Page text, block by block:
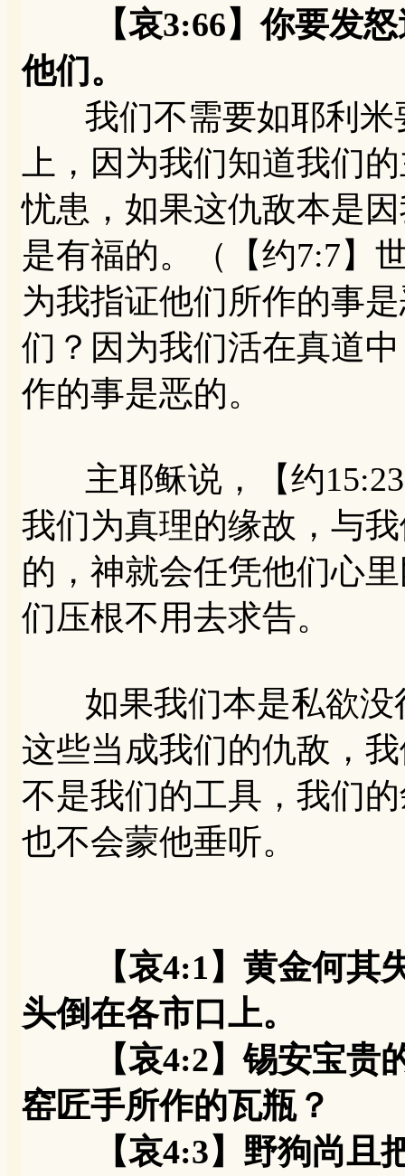
【哀3:66】你要发怒
他们。
我们不需要如耶利米
上，因为我们知道我们
忧患，如果这仇敌本是
是有福的。（【约7:7】
为我指证他们所作的事
们？因为我们活在真道
作的事是恶的。
主耶稣说，【约15:23
我们为真理的缘故，与
的，神就会任凭他们心
们压根不用去求告。
如果我们本是私欲没
这些当成我们的仇敌，
不是我们的工具，我们
也不会蒙他垂听。
【哀4:1】黄金何
头倒在各市口上。
【哀4:2】锡安宝贵的
窑匠手所作的瓦瓶？
【哀4:3】野狗尚且把